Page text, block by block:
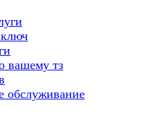
вашему тз
обслуживание